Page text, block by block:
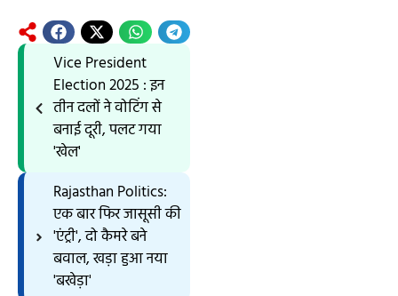
Vice President
Election 2025 : इन
तीन दलों ने वोटिंग से
बनाई दूरी, पलट गया
'खेल'
Rajasthan Politics:
एक बार फिर जासूसी की
'एंट्री', दो कैमरे बने
बवाल, खड़ा हुआ नया
'बखेड़ा'